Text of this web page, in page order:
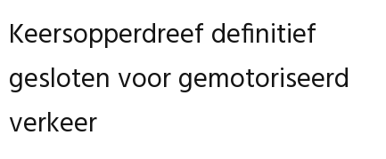
Keersopperdreef definitief
gesloten voor gemotoriseerd
verkeer